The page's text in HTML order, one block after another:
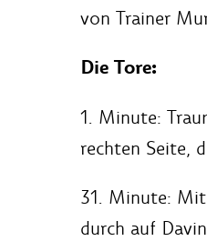
von Trainer
Die Tore:
1. Minute:
rechten Seite,
31. Minute:
durch auf